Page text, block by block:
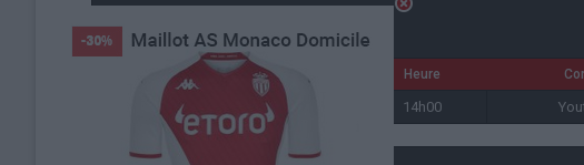
Détails
Date Heure
22 octobre 2025 14h00